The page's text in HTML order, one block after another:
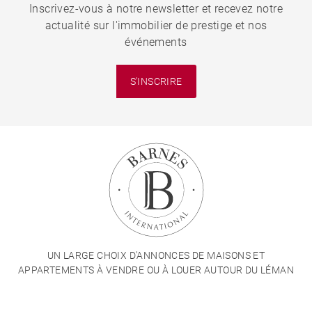
Inscrivez-vous à notre newsletter et recevez notre
actualité sur l'immobilier de prestige et nos
événements
S'INSCRIRE
UN LARGE CHOIX D'ANNONCES DE MAISONS ET
APPARTEMENTS À VENDRE OU À LOUER AUTOUR DU LÉMAN